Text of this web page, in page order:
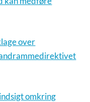
over
omkring